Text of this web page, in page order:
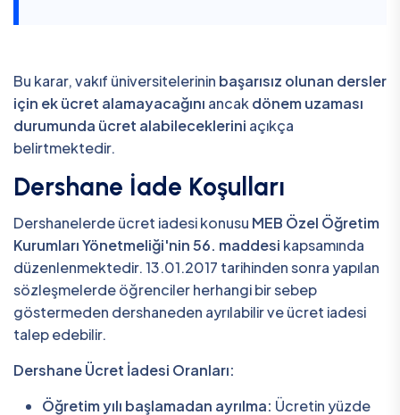
Bu karar, vakıf üniversitelerinin başarısız olunan dersler
için ek ücret alamayacağını ancakdönem uzaması
durumunda ücret alabileceklerini açıkça
belirtmektedir.
Dershane İade Koşulları
Dershanelerde ücret iadesi konusu MEB Özel Öğretim
Kurumları Yönetmeliği'nin 56. maddesi kapsamında
düzenlenmektedir. 13.01.2017 tarihinden sonra yapılan
sözleşmelerde öğrenciler herhangi bir sebep
göstermeden dershaneden ayrılabilir ve ücret iadesi
talep edebilir.
Dershane Ücret İadesi Oranları:
Öğretim yılı başlamadan ayrılma: Ücretin yüzde